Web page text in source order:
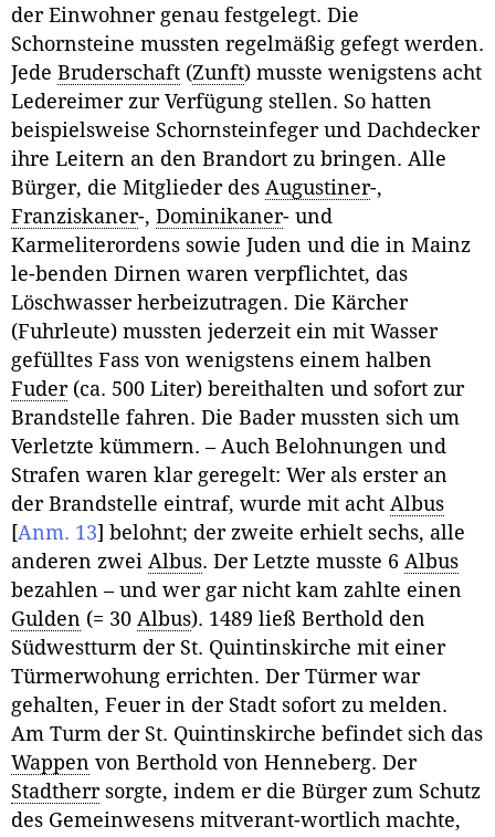
der Einwohner genau festgelegt. Die
Schornsteine mussten regelmäßig gefegt werden.
Jede Bruderschaft (Zunft) musste wenigstens acht
Ledereimer zur Verfügung stellen. So hatten
beispielsweise Schornsteinfeger und Dachdecker
ihre Leitern an den Brandort zu bringen. Alle
Bürger, die Mitglieder des Augustiner-,
Franziskaner-, Dominikaner- und
Karmeliterordens sowie Juden und die in Mainz
le-benden Dirnen waren verpflichtet, das
Löschwasser herbeizutragen. Die Kärcher
(Fuhrleute) mussten jederzeit ein mit Wasser
gefülltes Fass von wenigstens einem halben
Fuder(ca. 500 Liter) bereithalten und sofort zur
Brandstelle fahren. Die Bader mussten sich um
Verletzte kümmern. – Auch Belohnungen und
Strafen waren klar geregelt: Wer als erster an
der Brandstelle eintraf, wurde mit acht Albus
[Anm. 13] belohnt; der zweite erhielt sechs, alle
anderen zwei Albus. Der Letzte musste 6 Albus
bezahlen – und wer gar nicht kam zahlte einen
Gulden (= 30 Albus). 1489 ließ Berthold den
Südwestturm der St. Quintinskirche mit einer
Türmerwohung errichten. Der Türmer war
gehalten, Feuer in der Stadt sofort zu melden.
Am Turm der St. Quintinskirche befindet sich das
Wappen von Berthold von Henneberg. Der
Stadtherrsorgte, indem er die Bürger zum Schutz
des Gemeinwesens mitverant-wortlich machte,